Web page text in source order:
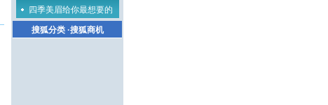
四季美眉给你最想要的
搜狐分类·搜狐商机